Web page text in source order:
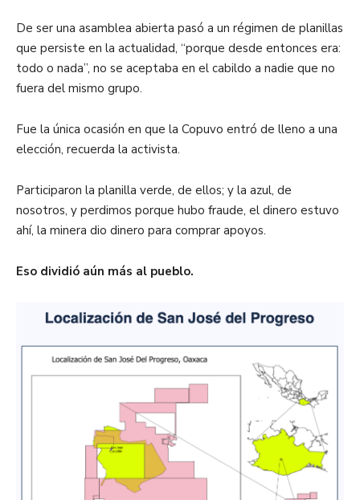
De ser una asamblea abierta pasó a un régimen de planillas
que persiste en la actualidad, “porque desde entonces era:
todo o nada”, no se aceptaba en el cabildo a nadie que no
fuera del mismo grupo.
Fue la única ocasión en que la Copuvo entró de lleno a una
elección, recuerda la activista.
Participaron la planilla verde, de ellos; y la azul, de
nosotros, y perdimos porque hubo fraude, el dinero estuvo
ahí, la minera dio dinero para comprar apoyos.
Eso dividió aún más al pueblo.